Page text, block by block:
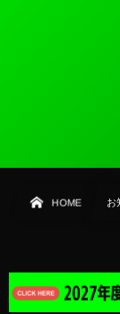
HOME お